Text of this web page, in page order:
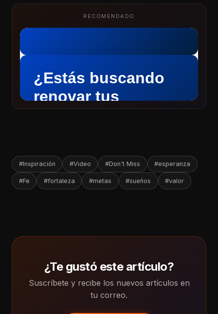
RECOMENDADO
#Inspiración #Video #Don't Miss #esperanza
#Fe #fortaleza #metas #sueños #valor
¿Te gustó este artículo?
Suscríbete y recibe los nuevos artículos en
tu correo.